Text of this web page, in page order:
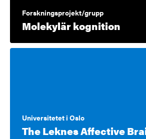
Forskningsprojekt/grupp
Molekylär kognition
Universitetet i Oslo
The Leknes Affective